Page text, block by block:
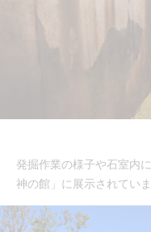
発掘作業の様子や石室内
神の館」に展示されていま